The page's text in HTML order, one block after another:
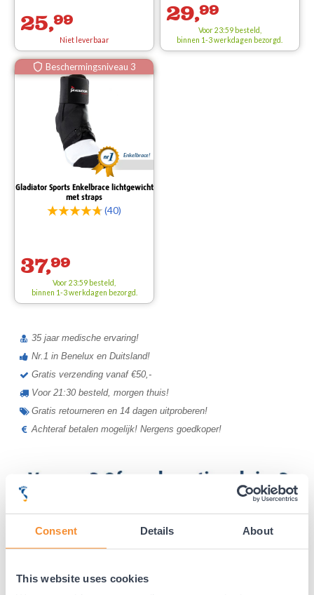
Consent Details About
This website uses cookies
25,99
Niet leverbaar
29,99
Voor 23:59 besteld,
binnen 1-3 werkdagen bezorgd.
Beschermingsniveau 3
Enkelbrace!
Gladiator Sports Enkelbrace lichtgewicht
met straps
(40)
37,99
Voor 23:59 besteld,
binnen 1-3 werkdagen bezorgd.
35 jaar medische ervaring!
Nr.1 in Benelux en Duitsland!
Gratis verzending vanaf €50,-
Voor 21:30 besteld, morgen thuis!
Gratis retourneren en 14 dagen uitproberen!
Achteraf betalen mogelijk! Nergens goedkoper!